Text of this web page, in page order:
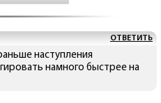
ОТВЕТИТЬ
наступления
намного быстрее на